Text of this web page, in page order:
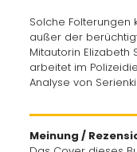
Solche Folterungen
außer der
Mitautorin Elizabeth
arbeitet im
Analyse von
Meinung /